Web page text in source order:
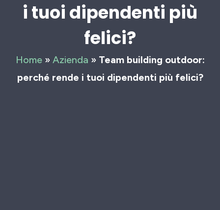
i tuoi dipendenti più
felici?
Home» Azienda » Team building outdoor:
perché rende i tuoi dipendenti più felici?